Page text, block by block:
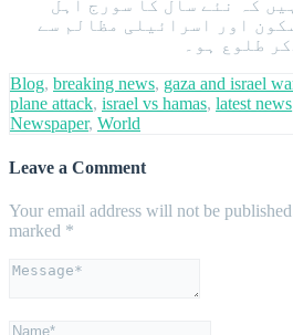
کہ نئے سال کا سورج اہل
اور اسرائیلی مظالم سے
طلوع ہو۔
Blog, breaking news, gaza and israel
plane attack, israel vs hamas, latest news
Newspaper, World
Leave a Comment
Your email address will not be
marked *